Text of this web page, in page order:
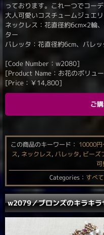
っております。これ一つでコー
大人可愛いコスチュームジュエリ
ネックレス：花直径約6cm×2輪
ター
バレッタ：花直径約6cm、バレ
[Code Number：w2080]
[Product Name：お花のボリュ
[Price： ￥14,800]
ご
この商品のキーワード： 10000円
ス, ネックレス, バレッタ, ビーズ
可
Categories： すべ